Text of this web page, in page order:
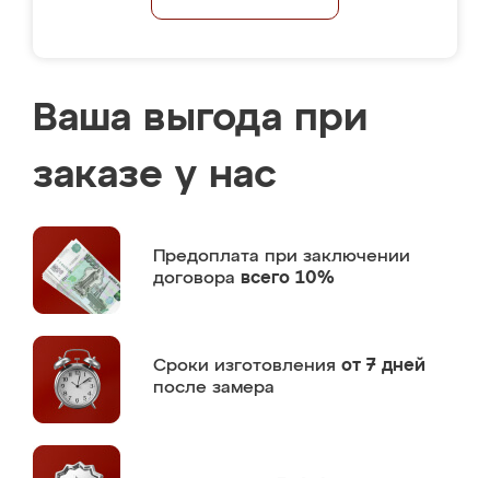
Ваша выгода при
заказе у нас
Предоплата при заключении
договора всего 10%
Сроки изготовления от 7 дней
после замера